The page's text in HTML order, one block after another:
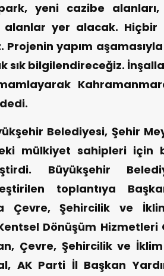
yeni cazibe
alanlar yer alacak. Hiçbir
yapım
sık bilgilendireceğiz.
Belediyesi, Şehir
mülkiyet sahipleri için
Büyükşehir
toplantıya
Çevre, Şehircilik ve
Dönüşüm Hizmetleri
Çevre, Şehircilik ve
AK Parti İl Başkan